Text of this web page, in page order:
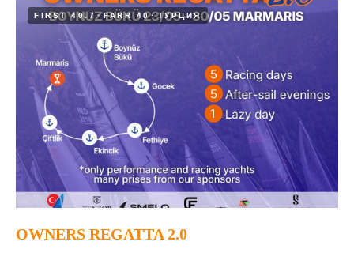
FIRST 40.7 FARR 40 ТУРЦИЯ
OWNERS REGATTA 2.0